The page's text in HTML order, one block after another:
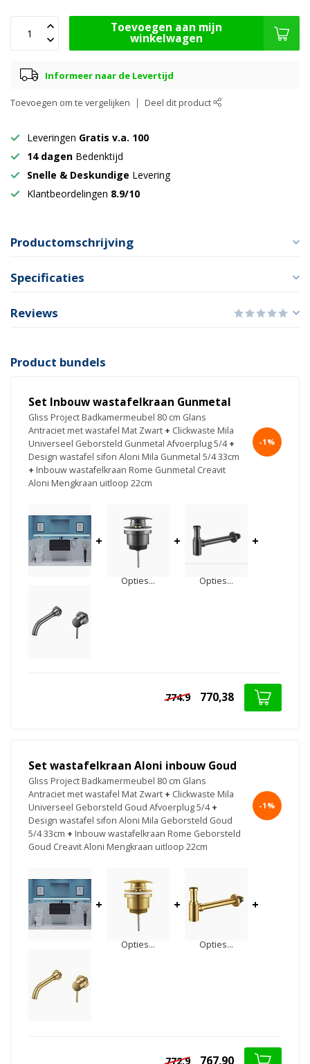
Toevoegen aan mijn
winkelwagen
Informeer naar de Levertijd
Toevoegen om te vergelijken Deel dit product
Leveringen Gratis v.a. 100
14 dagen Bedenktijd
Snelle & Deskundige Levering
Klantbeordelingen 8.9/10
Productomschrijving
Specificaties
Reviews
Product bundels
Set Inbouw wastafelkraan Gunmetal
Gliss Project Badkamermeubel 80 cm Glans
Antraciet met wastafel Mat Zwart + Clickwaste Mila
Universeel Geborsteld Gunmetal Afvoerplug 5/4 +
Design wastafel sifon Aloni Mila Gunmetal 5/4 33cm
+ Inbouw wastafelkraan Rome Gunmetal Creavit
Aloni Mengkraan uitloop 22cm
-1%
+
Opties...
+
Opties...
+
774.9 770,38
Set wastafelkraan Aloni inbouw Goud
Gliss Project Badkamermeubel 80 cm Glans
Antraciet met wastafel Mat Zwart + Clickwaste Mila
Universeel Geborsteld Goud Afvoerplug 5/4 +
Design wastafel sifon Aloni Mila Geborsteld Goud
5/4 33cm + Inbouw wastafelkraan Rome Geborsteld
Goud Creavit Aloni Mengkraan uitloop 22cm
-1%
+
Opties...
+
Opties...
+
772.9 767,90